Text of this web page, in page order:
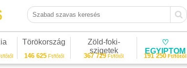
Szabad szavas keresés
főtől
Törökország
146 625Ft/főtől
Zöld-foki-
szigetek
367 729 Ft/főtől
♡
EGYIPTOM
191 250Ft/főtől